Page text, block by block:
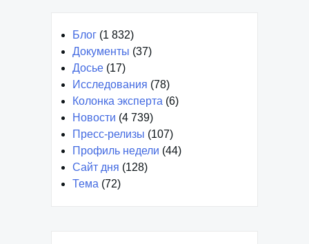
(1 832)
Документы
(37)
Досье
(17)
Исследования
(78)
Колонка эксперта
(6)
(4 739)
Пресс-релизы
(107)
Профиль недели
(44)
Сайт дня
(128)
(72)